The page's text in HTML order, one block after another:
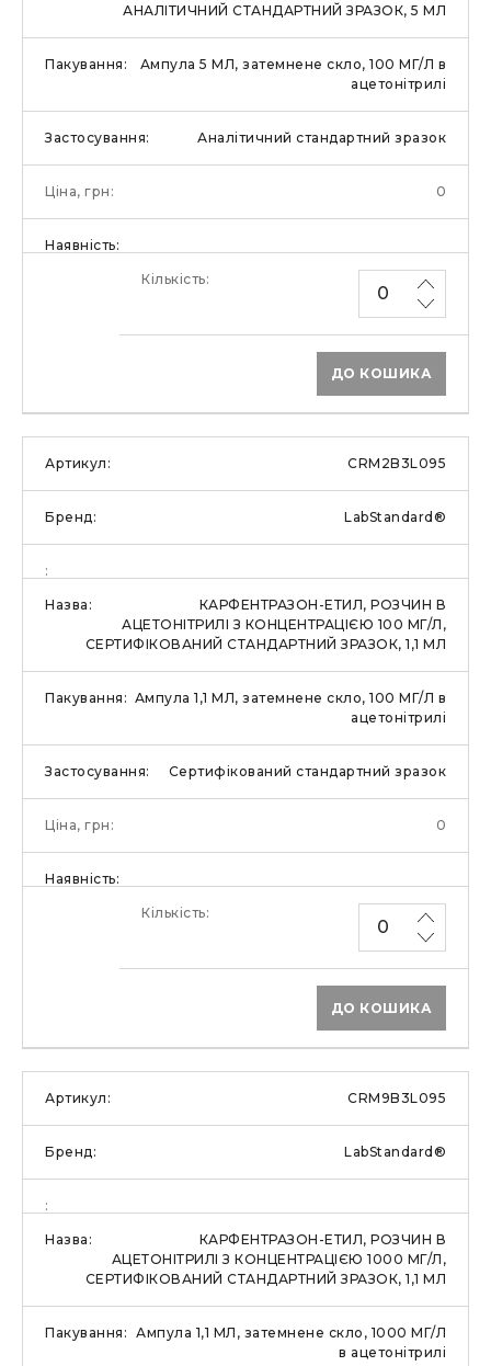
АНАЛІТИЧНИЙ СТАНДАРТНИЙ ЗРАЗОК, 5 МЛ
Ампула 5 МЛ, затемнене скло, 100 МГ/Л в
ацетонітрилі
Аналітичний стандартний зразок
0
ДО КОШИКА
CRM2B3L095
LabStandard®
КАРФЕНТРАЗОН-ЕТИЛ, РОЗЧИН В
АЦЕТОНІТРИЛІ З КОНЦЕНТРАЦІЄЮ 100 МГ/Л,
СЕРТИФІКОВАНИЙ СТАНДАРТНИЙ ЗРАЗОК, 1,1 МЛ
Ампула 1,1 МЛ, затемнене скло, 100 МГ/Л в
ацетонітрилі
Сертифікований стандартний зразок
0
ДО КОШИКА
CRM9B3L095
LabStandard®
КАРФЕНТРАЗОН-ЕТИЛ, РОЗЧИН В
АЦЕТОНІТРИЛІ З КОНЦЕНТРАЦІЄЮ 1000 МГ/Л,
СЕРТИФІКОВАНИЙ СТАНДАРТНИЙ ЗРАЗОК, 1,1 МЛ
Ампула 1,1 МЛ, затемнене скло, 1000 МГ/Л
в ацетонітрилі